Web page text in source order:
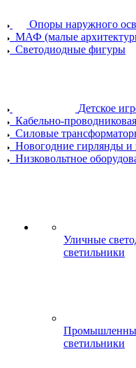
Опоры наружного
МАФ (малые
Светодиодные фигуры
Детское
Кабельно-
Силовые
Новогодние гирлянды и
Низковольтное
Уличные
светильники
светильники